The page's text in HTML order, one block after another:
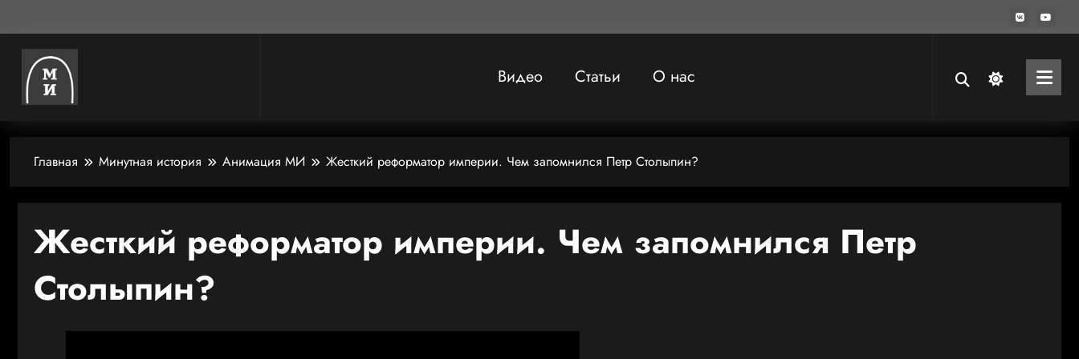
Видео Статьи О нас
Главная Минутная история Анимация МИ Жесткий реформатор империи. Чем запомнился Петр Столыпин?
Жесткий реформатор империи. Чем запомнился Петр
Столыпин?